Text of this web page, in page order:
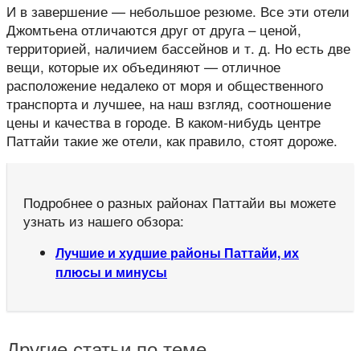
И в завершение — небольшое резюме. Все эти отели
Джомтьена отличаются друг от друга – ценой,
территорией, наличием бассейнов и т. д. Но есть две
вещи, которые их объединяют — отличное
расположение недалеко от моря и общественного
транспорта и лучшее, на наш взгляд, соотношение
цены и качества в городе. В каком-нибудь центре
Паттайи такие же отели, как правило, стоят дороже.
Подробнее о разных районах Паттайи вы можете
узнать из нашего обзора:
Лучшие и худшие районы Паттайи, их
плюсы и минусы